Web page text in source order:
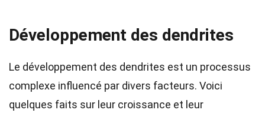
Développement des dendrites
Le développement des dendrites est un processus
complexe influencé par divers facteurs. Voici
quelques faits sur leur croissance et leur